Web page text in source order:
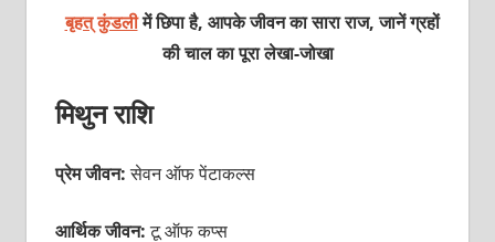
बृहत् कुंडलीमें छिपा है, आपके जीवन का सारा राज, जानें ग्रहों
की चाल का पूरालेखा-जोखा
मिथुन राशि
प्रेम जीवन:सेवन ऑफ पेंटाकल्स
आर्थिक जीवन:टू ऑफ कप्स